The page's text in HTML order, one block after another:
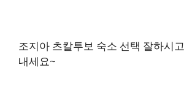
조지아 츠칼투보 숙소 선택 잘하시
내세요~